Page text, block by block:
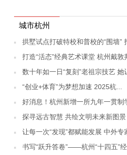
城市杭州
拱墅试点打破特校和普校的“围墙”
打造“活态”经典艺术课堂 杭州戴敦
数十年如一日“复刻”老祖宗技艺 她
“创业+体育”为梦想加速 2025杭...
好消息！杭州新增一所九年一贯制
探寻远古智慧 共绘文明未来新图景
让每一次“发现”都赋能发展 中外专
书写“跃升答卷”——杭州“十四五”经